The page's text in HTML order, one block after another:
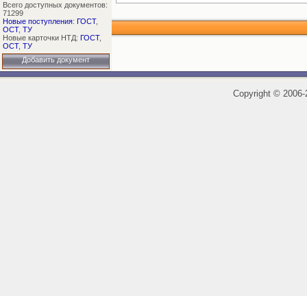
Всего доступных документов:
71299
Новые поступления: ГОСТ,
ОСТ, ТУ
Новые карточки НТД: ГОСТ,
ОСТ, ТУ
Добавить документ
Copyright ©